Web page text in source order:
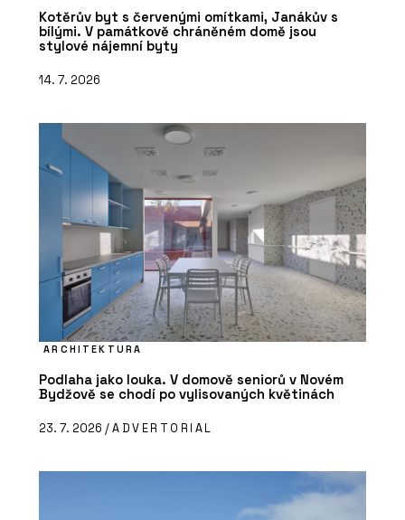
Kotěrův byt s červenými omítkami, Janákův s
bílými. V památkově chráněném domě jsou
stylové nájemní byty
14. 7. 2026
ARCHITEKTURA
Podlaha jako louka. V domově seniorů v Novém
Bydžově se chodí po vylisovaných květinách
23. 7. 2026 /ADVERTORIAL